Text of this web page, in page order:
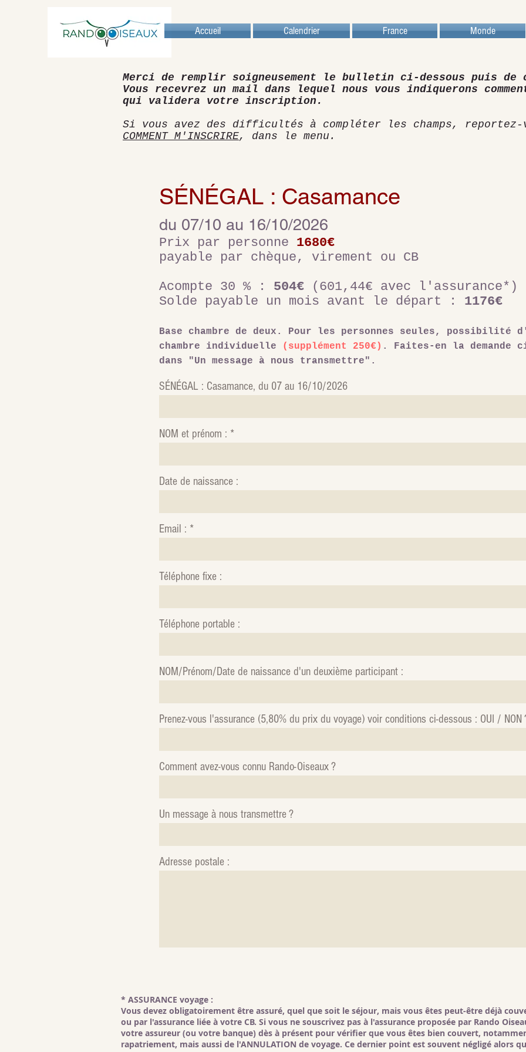
Accueil Calendrier France Monde
Merci de remplir soigneusement le bulletin ci-dessous puis de
Vous recevrez un mail dans lequel nous vous indiquerons
qui validera votre inscription.
Si vous avez des difficultés à compléter les champs,
COMMENT M'INSCRIRE, dans le menu.
SÉNÉGAL : Casamance
du 07/10 au 16/10/2026
Prix par personne 1680€
payable par chèque, virement ou CB
Acompte 30 % : 504€ (601,44€ avec l'assurance*)
Solde payable un mois avant le départ : 1176€
Base chambre de deux. Pour les personnes seules, possibilité
chambre individuelle
(supplément 250€) . Faites-en la demande
dans "Un message à nous transmettre".
SÉNÉGAL : Casamance, du 07 au 16/10/2026
NOM et prénom :
Date de naissance :
Email :
Téléphone fixe :
Téléphone portable :
NOM/Prénom/Date de naissance d'un deuxième participant :
Prenez-vous l'assurance (5,80% du prix du voyage) voir conditions ci-dessous : OUI / NON
Comment avez-vous connu Rando-Oiseaux ?
Un message à nous transmettre ?
Adresse postale :
* ASSURANCE voyage :
Vous devez obligatoirement être assuré, quel que soit le séjour, mais vous êtes peut-être déjà
ou par l'assurance liée à votre CB. Si vous ne souscrivez pas à l'assurance proposée par Rando
votre assureur (ou votre banque) dès à présent pour vérifier que vous êtes bien couvert,
rapatriement, mais aussi de l'ANNULATION de voyage. Ce dernier point est souvent négligé alors